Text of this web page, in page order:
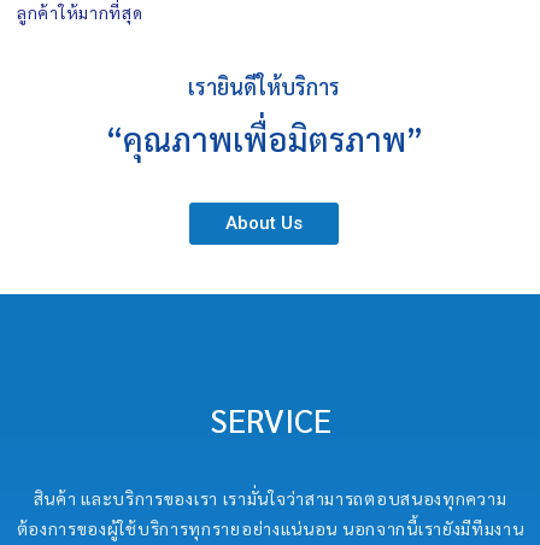
ลูกค้าให้มากที่สุด
เรายินดีให้บริการ
“คุณภาพเพื่อมิตรภาพ”
About Us
SERVICE
สินค้า และบริการของเรา เรามั่นใจว่าสามารถตอบสนองทุกความ
ต้องการของผู้ใช้บริการทุกรายอย่างแน่นอน นอกจากนี้เรายังมีทีมงาน